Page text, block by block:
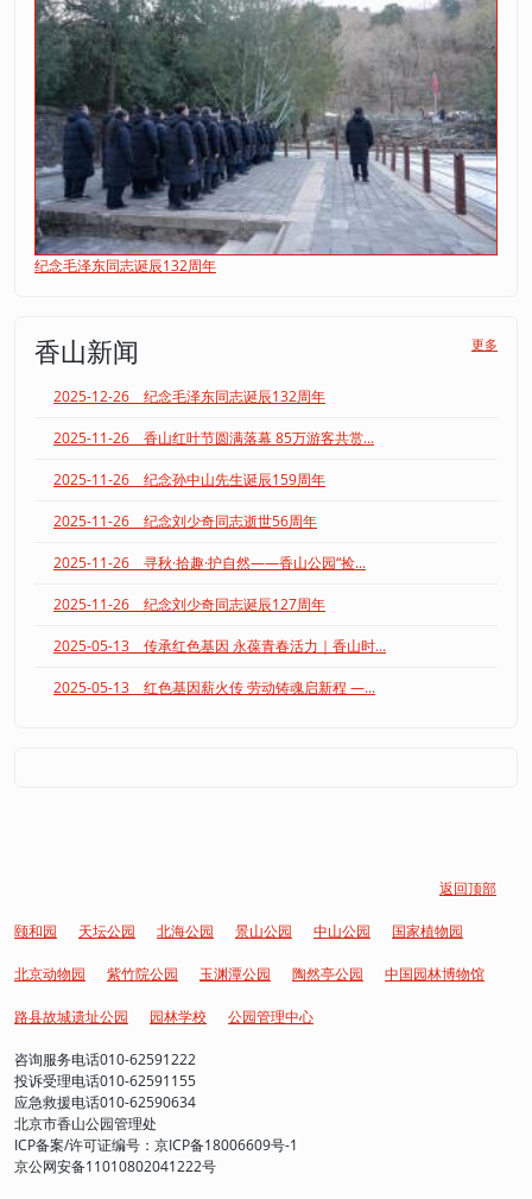
纪念毛泽东同志诞辰132周年
香山新闻 更多
2025-12-26 纪念毛泽东同志诞辰132周年
2025-11-26 香山红叶节圆满落幕 85万游客共赏...
2025-11-26 纪念孙中山先生诞辰159周年
2025-11-26 纪念刘少奇同志逝世56周年
2025-11-26 寻秋·拾趣·护自然——香山公园“捡...
2025-11-26 纪念刘少奇同志诞辰127周年
2025-05-13 传承红色基因 永葆青春活力｜香山时...
2025-05-13 红色基因薪火传 劳动铸魂启新程 —...
返回顶部
颐和园 天坛公园 北海公园 景山公园 中山公园 国家植物园
北京动物园 紫竹院公园 玉渊潭公园 陶然亭公园 中国园林博物馆
路县故城遗址公园 园林学校 公园管理中心
咨询服务电话010-62591222
投诉受理电话010-62591155
应急救援电话010-62590634
北京市香山公园管理处
ICP备案/许可证编号：京ICP备18006609号-1
京公网安备11010802041222号